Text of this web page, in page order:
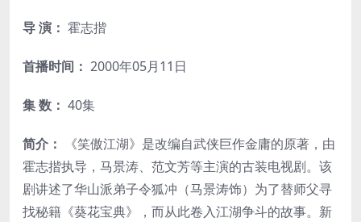
导 演： 霍志揩
首播时间： 2000年05月11日
集 数： 40集
简介：
《笑傲江湖》是改编自武侠巨作金庸的原著，由
霍志揩执导，马景涛、范文芳等主演的古装电视剧。该
剧讲述了华山派弟子令狐冲（马景涛饰）为了替师父寻
找秘籍《葵花宝典》，而从此卷入江湖争斗的故事。新